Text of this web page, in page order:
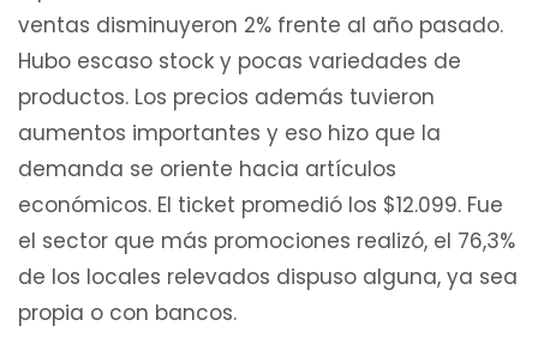
ventas disminuyeron 2% frente al año pasado.
Hubo escaso stock y pocas variedades de
productos. Los precios además tuvieron
aumentos importantes y eso hizo que la
demanda se oriente hacia artículos
económicos. El ticket promedió los $12.099. Fue
el sector que más promociones realizó, el 76,3%
de los locales relevados dispuso alguna, ya sea
propia o con bancos.